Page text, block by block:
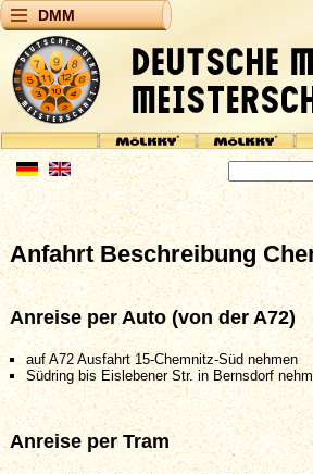
DMM
Anfahrt Beschreibung
Anreise per Auto (von der A72)
auf A72 Ausfahrt 15-Chemnitz-Süd nehmen
Südring bis Eislebener Str. in Bernsdorf
Anreise per Tram